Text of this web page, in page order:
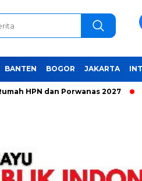
BANTEN BOGOR JAKARTA
Porwanas 2027 Unifying